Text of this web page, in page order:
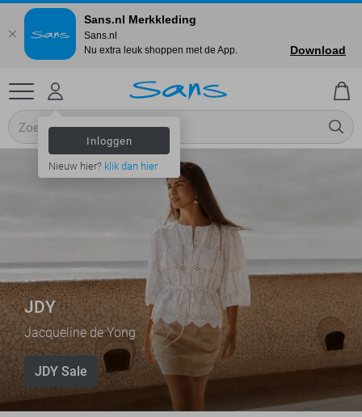
Inloggen
Nieuw hier? klik dan hier
JDY
Jacqueline de Yong
JDY Sale
Sans.nl Merkkleding
Sans.nl
Nu extra leuk shoppen met de App.
Download